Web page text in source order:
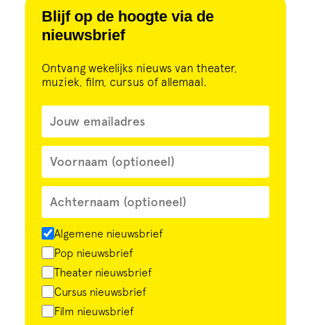
ECI Cultuurcafé
Over ons
Contact
Steun ons
Blijf op de hoogte via de
nieuwsbrief
Ontvang wekelijks nieuws van theater,
muziek, film, cursus of allemaal.
Algemene nieuwsbrief
Pop nieuwsbrief
Theater nieuwsbrief
Cursus nieuwsbrief
Film nieuwsbrief